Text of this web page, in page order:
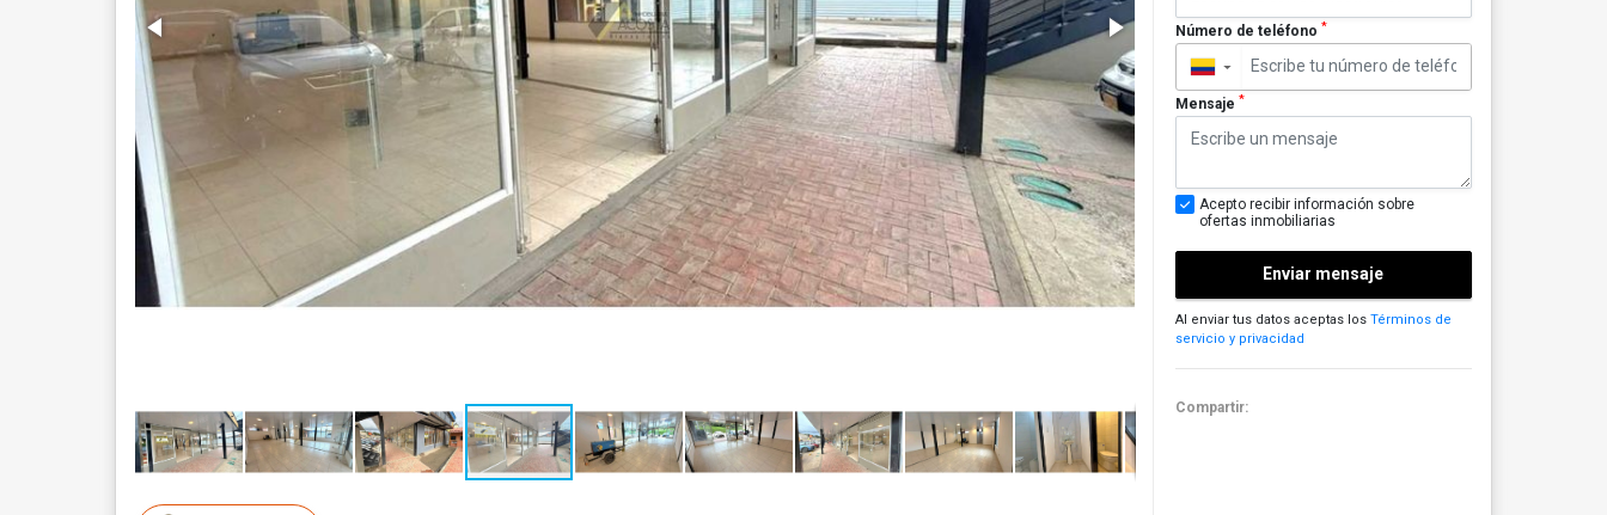
Número de teléfono *
▼
Mensaje *
Acepto recibir información sobre
ofertas inmobiliarias
Enviar mensaje
Al enviar tus datos aceptas los Términos de
servicio y privacidad
Compartir: